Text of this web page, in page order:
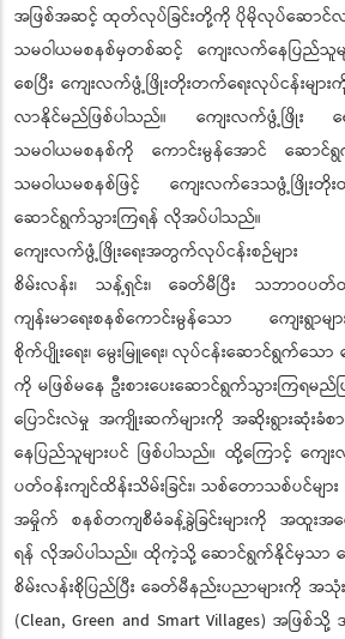
အဖြစ်အဆင့် ထုတ်လုပ်ခြင်းတို့ကို ပိုမိုလုပ်ဆောင်လ
သမဝါယမစနစ်မှတစ်ဆင့် ကျေးလက်နေပြည်သူမျ
စေပြီး ကျေးလက်ဖွံ့ဖြိုးတိုးတက်ရေးလုပ်ငန်းမျာ
လာနိုင်မည်ဖြစ်ပါသည်။ ကျေးလက်ဖွံ့ဖြိုး ရေးလု
သမဝါယမစနစ်ကို ကောင်းမွန်အောင် ဆော
သမဝါယမစနစ်ဖြင့် ကျေးလက်ဒေသဖွံ့ဖြိုး
ဆောင်ရွက်သွားကြရန် လိုအပ်ပါသည်။
ကျေးလက်ဖွံ့ဖြိုးရေးအတွက်လုပ်ငန်းစဉ်မျာ
စိမ်းလန်း၊ သန့်ရှင်း၊ ခေတ်မီပြီး သဘာဝပတ်ဝ
ကျန်းမာရေးစနစ်ကောင်းမွန်သော ကျေးရွာ
စိုက်ပျိုးရေး၊ မွေးမြူရေး၊ လုပ်ငန်းဆောင်ရွက်သော
ကို မဖြစ်မနေ ဦးစားပေးဆောင်ရွက်သွားကြရမ
ပြောင်းလဲမှု အကျိုးဆက်များကို အဆိုးရွားဆုံးခံစ
နေပြည်သူများပင် ဖြစ်ပါသည်။ ထို့ကြောင့် ကျ
ပတ်ဝန်းကျင်ထိန်းသိမ်းခြင်း၊ သစ်တောသစ်ပင်များ
အမှိုက် စနစ်တကျစီမံခန့်ခွဲခြင်းများကို အထူးအ
ရန် လိုအပ်ပါသည်။ ထိုကဲ့သို့ ဆောင်ရွက်နိုင်မှသာ ကျ
စိမ်းလန်းစိုပြည်ပြီး ခေတ်မီနည်းပညာများကို အသုံး
(Clean, Green and Smart Villages) အဖြစ်